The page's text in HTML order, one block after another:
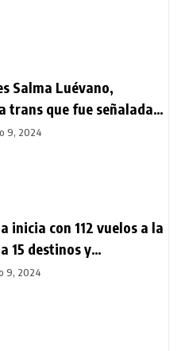
Salma Luévano,
trans que fue señalada
9, 2024
inicia con 112 vuelos a la
15 destinos y
flota de aeronaves y
9, 2024